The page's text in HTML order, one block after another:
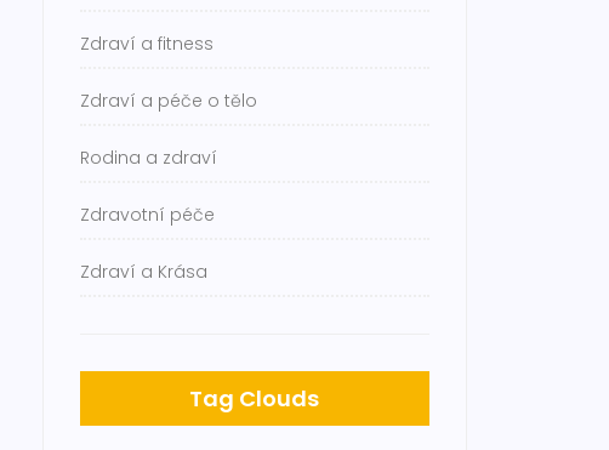
Zdraví a fitness
Zdraví a péče o tělo
Rodina a zdraví
Zdravotní péče
Zdraví a Krása
Tag Clouds